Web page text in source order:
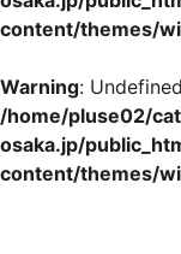
content/themes/
Warning:
/home/pluse02/
osaka.jp/
content/themes/